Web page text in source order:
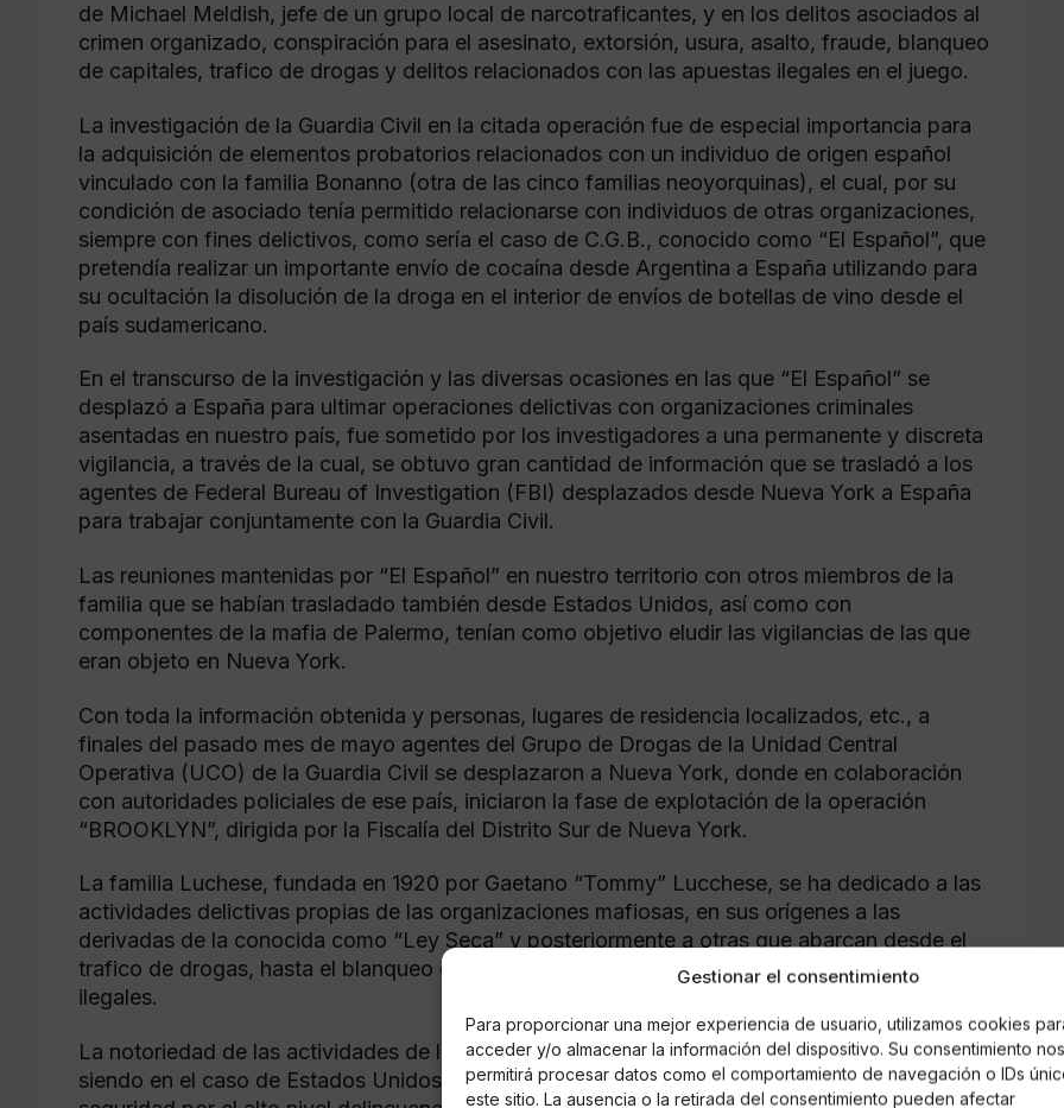
Gestionar el consentimiento
Para proporcionar una mejor experiencia de usuario, utilizamos cookies
acceder y/o almacenar la información del dispositivo. Su consentimiento nos
permitirá procesar datos como el comportamiento de navegación o IDs
este sitio. La ausencia o la retirada del consentimiento pueden afectar
de Michael Meldish, jefe de un grupo local de narcotraficantes, y en los delitos asociados al
crimen organizado, conspiración para el asesinato, extorsión, usura, asalto, fraude, blanqueo
de capitales, trafico de drogas y delitos relacionados con las apuestas ilegales en el juego.
La investigación de la Guardia Civil en la citada operación fue de especial importancia para
la adquisición de elementos probatorios relacionados con un individuo de origen español
vinculado con la familia Bonanno (otra de las cinco familias neoyorquinas), el cual, por su
condición de asociado tenía permitido relacionarse con individuos de otras organizaciones,
siempre con fines delictivos, como sería el caso de C.G.B., conocido como “El Español”, que
pretendía realizar un importante envío de cocaína desde Argentina a España utilizando para
su ocultación la disolución de la droga en el interior de envíos de botellas de vino desde el
país sudamericano.
En el transcurso de la investigación y las diversas ocasiones en las que “El Español” se
desplazó a España para ultimar operaciones delictivas con organizaciones criminales
asentadas en nuestro país, fue sometido por los investigadores a una permanente y discreta
vigilancia, a través de la cual, se obtuvo gran cantidad de información que se trasladó a los
agentes de Federal Bureau of Investigation (FBI) desplazados desde Nueva York a España
para trabajar conjuntamente con la Guardia Civil.
Las reuniones mantenidas por “El Español” en nuestro territorio con otros miembros de la
familia que se habían trasladado también desde Estados Unidos, así como con
componentes de la mafia de Palermo, tenían como objetivo eludir las vigilancias de las que
eran objeto en Nueva York.
Con toda la información obtenida y personas, lugares de residencia localizados, etc., a
finales del pasado mes de mayo agentes del Grupo de Drogas de la Unidad Central
Operativa (UCO) de la Guardia Civil se desplazaron a Nueva York, donde en colaboración
con autoridades policiales de ese país, iniciaron la fase de explotación de la operación
“BROOKLYN”, dirigida por la Fiscalía del Distrito Sur de Nueva York.
La familia Luchese, fundada en 1920 por Gaetano “Tommy” Lucchese, se ha dedicado a las
actividades delictivas propias de las organizaciones mafiosas, en sus orígenes a las
derivadas de la conocida como “Ley Seca” y posteriormente a otras que abarcan desde el
trafico de drogas, hasta el blanqueo de capitales, extorsión, asesinato o las apuestas
ilegales.
La notoriedad de las actividades de la Cosa Nostra a nivel mundial es un hecho indudable,
siendo en el caso de Estados Unidos una de las mayores preocupaciones a nivel de